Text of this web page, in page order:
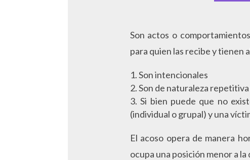
Son actos o
para quien las recibe y tienen
Son intencionales
Son de naturaleza
Si bien puede que no
(individual o grupal) y una
El acoso opera de manera
ocupa una posición menor a la